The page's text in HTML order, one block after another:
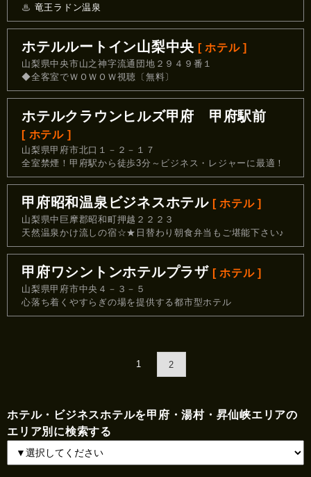
♨ 竜王ラドン温泉
ホテルルートイン山梨中央 [ ホテル ]
山梨県中央市山之神字流通団地２９４９番１
◆全客室でＷＯＷＯＷ視聴〔無料〕
ホテルクラウンヒルズ甲府 甲府駅前
[ ホテル ]
山梨県甲府市北口１－２－１７
全室禁煙！甲府駅から徒歩3分～ビジネス・レジャーに最適！
甲府昭和温泉ビジネスホテル [ ホテル ]
山梨県中巨摩郡昭和町押越２２２３
天然温泉かけ流しの宿☆★日替わり朝食弁当もご堪能下さい♪
甲府ワシントンホテルプラザ [ ホテル ]
山梨県甲府市中央４－３－５
心落ち着くやすらぎの場を提供する都市型ホテル
1 2
ホテル・ビジネスホテルを甲府・湯村・昇仙峡エリアの
エリア別に検索する